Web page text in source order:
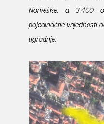
Norveške, a 3.400
pojedinačne vrijednosti
ugradnje.